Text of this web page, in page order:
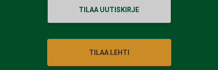
TILAA UUTISKIRJE
TILAA LEHTI